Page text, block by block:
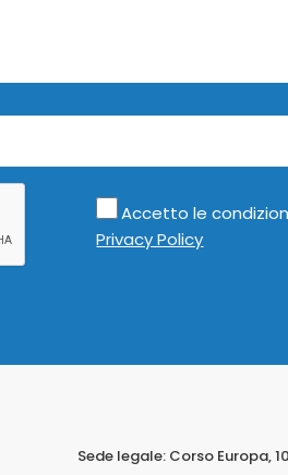
Accetto le
Privacy Policy
Sede legale: Corso Europa,